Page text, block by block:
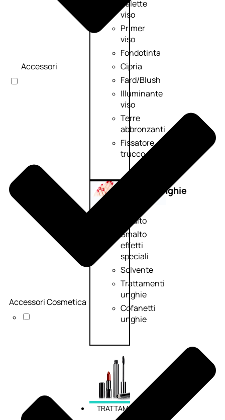
Palette
viso
Primer
viso
Fondotinta
Cipria
Fard/Blush
Illuminante
viso
Terre
abbronzanti
Fissatore
trucco
Unghie
Smalto
Smalto
effetti
speciali
Solvente
Trattamenti
unghie
Cofanetti
unghie
TRATTAMENTI
Accessori
Accessori Cosmetica